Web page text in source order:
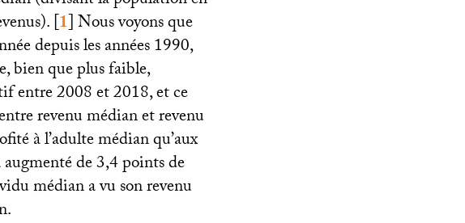
[1]Nous voyons que
depuis les années 1990,
bien que plus faible,
entre 2008 et 2018, et ce
revenu médian et revenu
à l’adulte médian qu’aux
de 3,4 points de
médian a vu son revenu